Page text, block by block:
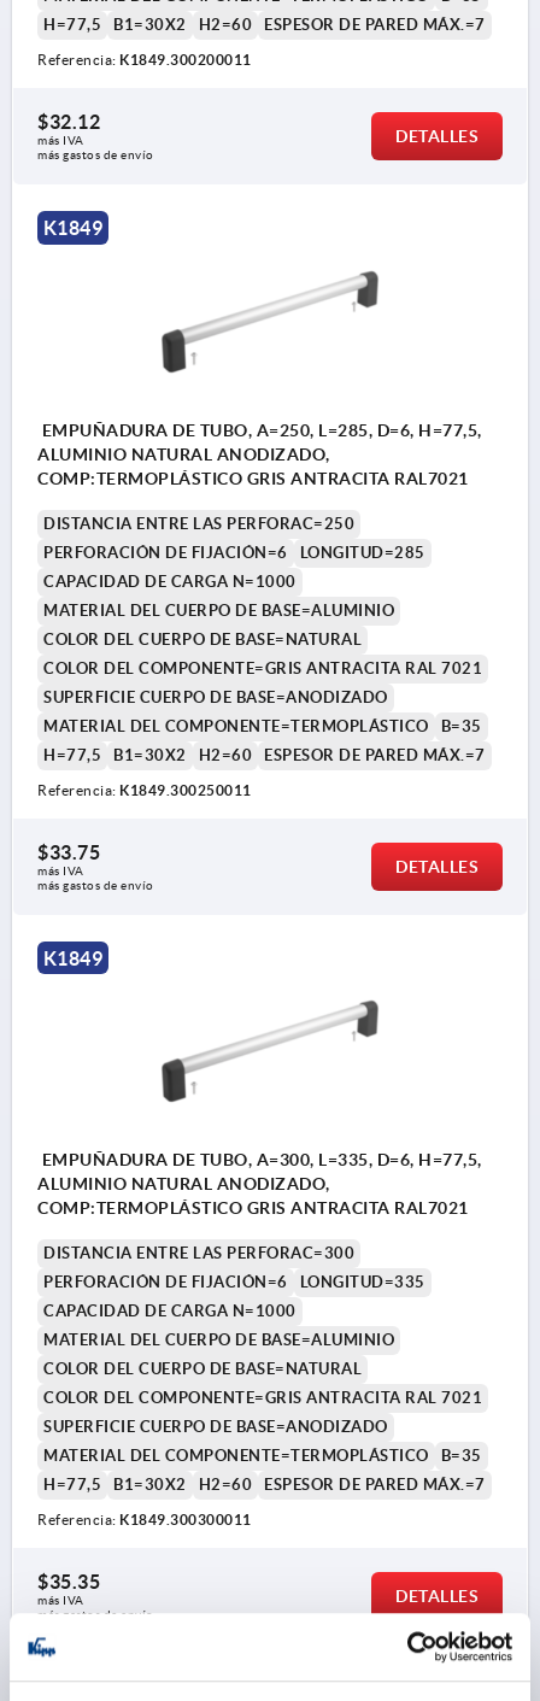
H=77,5
B1=30X2 H2=60 ESPESOR DE PARED MÁX.=7
Referencia: K1849.300200011
$32.12
más IVA
más gastos de envío
DETALLES
K1849
EMPUÑADURA DE TUBO, A=250, L=285, D=6, H=77,5,
ALUMINIO NATURAL ANODIZADO,
COMP:TERMOPLÁSTICO GRIS ANTRACITA RAL7021
DISTANCIA ENTRE LAS PERFORAC=250
PERFORACIÓN DE FIJACIÓN=6
LONGITUD=285
CAPACIDAD DE CARGA N=1000
MATERIAL DEL CUERPO DE BASE=ALUMINIO
COLOR DEL CUERPO DE BASE=NATURAL
COLOR DEL COMPONENTE=GRIS ANTRACITA RAL 7021
SUPERFICIE CUERPO DE BASE=ANODIZADO
MATERIAL DEL COMPONENTE=TERMOPLÁSTICO
B=35
H=77,5
B1=30X2 H2=60 ESPESOR DE PARED MÁX.=7
Referencia: K1849.300250011
$33.75
más IVA
más gastos de envío
DETALLES
K1849
EMPUÑADURA DE TUBO, A=300, L=335, D=6, H=77,5,
ALUMINIO NATURAL ANODIZADO,
COMP:TERMOPLÁSTICO GRIS ANTRACITA RAL7021
DISTANCIA ENTRE LAS PERFORAC=300
PERFORACIÓN DE FIJACIÓN=6
LONGITUD=335
CAPACIDAD DE CARGA N=1000
MATERIAL DEL CUERPO DE BASE=ALUMINIO
COLOR DEL CUERPO DE BASE=NATURAL
COLOR DEL COMPONENTE=GRIS ANTRACITA RAL 7021
SUPERFICIE CUERPO DE BASE=ANODIZADO
MATERIAL DEL COMPONENTE=TERMOPLÁSTICO
B=35
H=77,5
B1=30X2 H2=60 ESPESOR DE PARED MÁX.=7
Referencia: K1849.300300011
$35.35
más IVA
más gastos de envío
DETALLES
K1849